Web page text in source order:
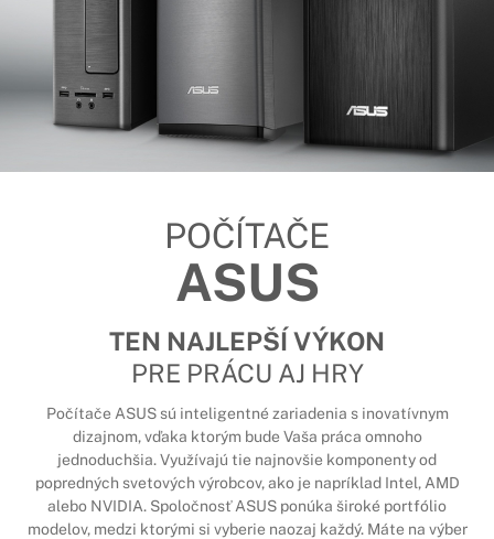
POČÍTAČE
ASUS
TEN NAJLEPŠÍ VÝKON
PRE PRÁCU AJ HRY
Počítače ASUS sú inteligentné zariadenia s inovatívnym
dizajnom, vďaka ktorým bude Vaša práca omnoho
jednoduchšia. Využívajú tie najnovšie komponenty od
popredných svetových výrobcov, ako je napríklad Intel, AMD
alebo NVIDIA. Spoločnosť ASUS ponúka široké portfólio
modelov, medzi ktorými si vyberie naozaj každý. Máte na výber